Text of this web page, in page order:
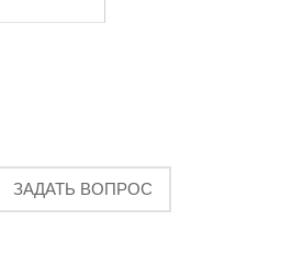
ЗАДАТЬ ВОПРОС